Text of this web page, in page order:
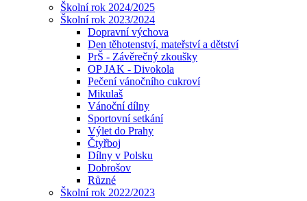
Školní rok 2024/2025
Školní rok 2023/2024
Dopravní výchova
Den těhotenství, mateřství a dětství
PrŠ - Závěrečný zkoušky
OP JAK - Divokola
Pečení vánočního cukroví
Mikulaš
Vánoční dílny
Sportovní setkání
Výlet do Prahy
Čtyřboj
Dílny v Polsku
Dobrošov
Různé
Školní rok 2022/2023